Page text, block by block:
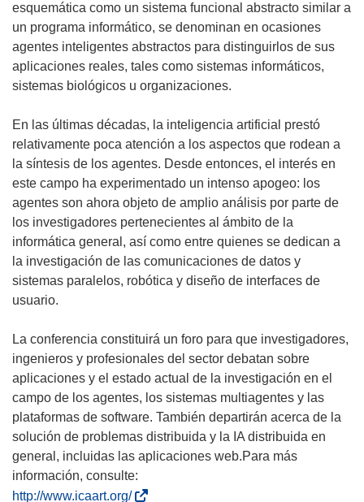
esquemática como un sistema funcional abstracto similar a
un programa informático, se denominan en ocasiones
agentes inteligentes abstractos para distinguirlos de sus
aplicaciones reales, tales como sistemas informáticos,
sistemas biológicos u organizaciones.
En las últimas décadas, la inteligencia artificial prestó
relativamente poca atención a los aspectos que rodean a
la síntesis de los agentes. Desde entonces, el interés en
este campo ha experimentado un intenso apogeo: los
agentes son ahora objeto de amplio análisis por parte de
los investigadores pertenecientes al ámbito de la
informática general, así como entre quienes se dedican a
la investigación de las comunicaciones de datos y
sistemas paralelos, robótica y diseño de interfaces de
usuario.
La conferencia constituirá un foro para que investigadores,
ingenieros y profesionales del sector debatan sobre
aplicaciones y el estado actual de la investigación en el
campo de los agentes, los sistemas multiagentes y las
plataformas de software. También departirán acerca de la
solución de problemas distribuida y la IA distribuida en
general, incluidas las aplicaciones web.Para más
información, consulte:
http://www.icaart.org/(